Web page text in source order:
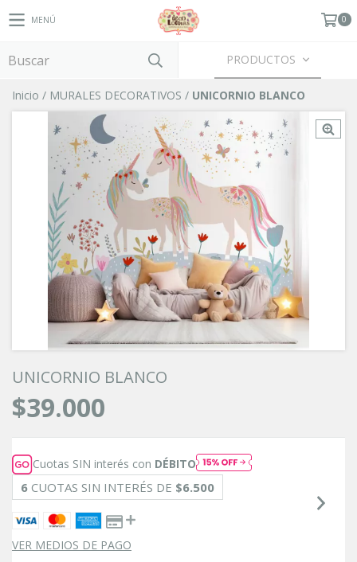
MENÚ 0
PRODUCTOS
Inicio / MURALES DECORATIVOS / UNICORNIO BLANCO
UNICORNIO BLANCO
$39.000
Cuotas SIN interés con DÉBITO
6 CUOTAS SIN INTERÉS DE $6.500
VER MEDIOS DE PAGO